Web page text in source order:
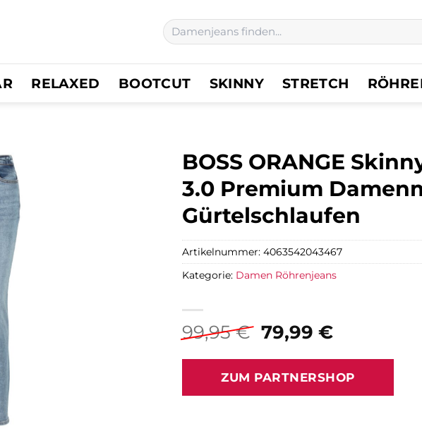
Suchen
nach:
RELAXED BOOTCUT SKINNY STRETCH
BOSS ORANGE
3.0 Premium
Gürtelschlaufen
99,95€ Ursprünglicher
war:
99,95 €
79,99 €Aktueller
ist:
79,99 €.
ZUM PARTNERSHOP
Artikelnummer: 4063542043467
Kategorie: Damen Röhrenjeans